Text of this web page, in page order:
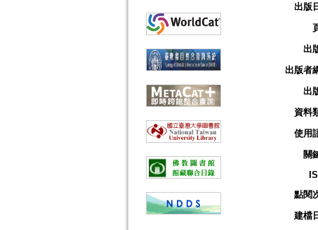
出版
出
出版者
出
資料
使用
關
點閱
建檔